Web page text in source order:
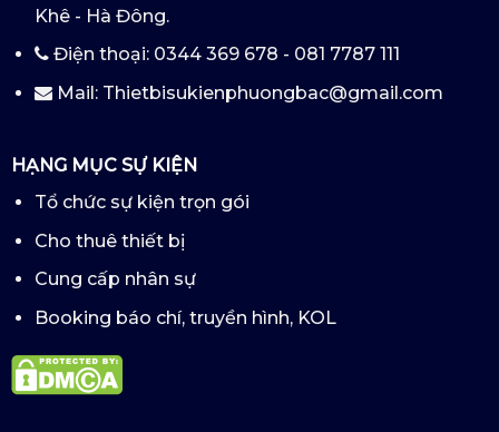
Khê - Hà Đông.
Điện thoại: 0344 369 678 - 081 7787 111
Mail: Thietbisukienphuongbac@gmail.com
HẠNG MỤC SỰ KIỆN
Tổ chức sự kiện trọn gói
Cho thuê thiết bị
Cung cấp nhân sự
Booking báo chí, truyền hình, KOL